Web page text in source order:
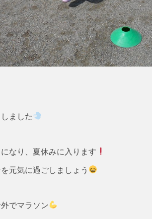
ました
なり、夏休みに入ります
元気に過ごしましょう
でマラソン